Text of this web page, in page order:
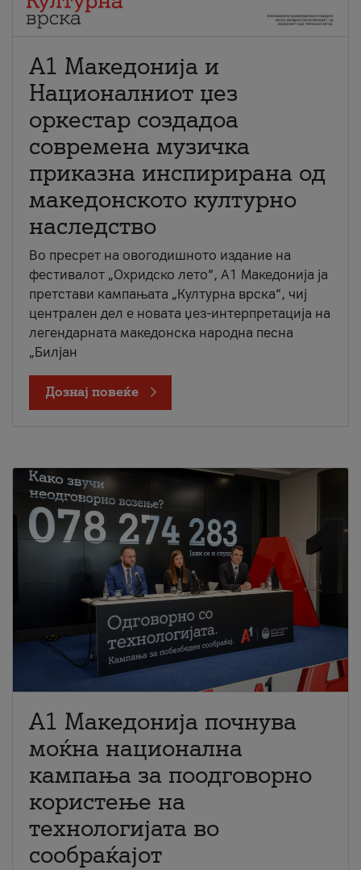
А1 Македонија и
Националниот џез
оркестар создадоа
современа музичка
приказна инспирирана од
македонското културно
наследство
Во пресрет на овогодишното издание на
фестивалот „Охридско лето“, А1 Македонија ја
претстави кампањата „Културна врска“, чиј
централен дел е новата џез-интерпретација на
легендарната македонска народна песна
„Билјан
Дознај повеќе
A1 Македонија почнува
моќна национална
кампања за поодговорно
користење на
технологијата во
сообраќајот